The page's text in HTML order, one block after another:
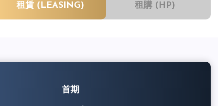
租賃 (LEASING) 租購 (HP)
首期